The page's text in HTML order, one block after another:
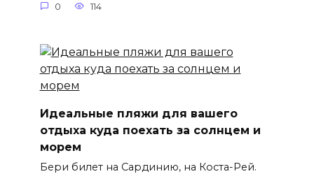
0 114
Идеальные пляжи для вашего
отдыха куда поехать за солнцем и
морем
Бери билет на Сардинию, на Коста-Рей.